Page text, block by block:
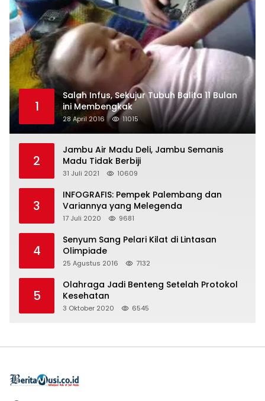
1
Salah Infus, Sekujur Tubuh Balita 11 Bulan
ini Membengkak
28 April 2016 11015
2
Jambu Air Madu Deli, Jambu Semanis
Madu Tidak Berbiji
31 Juli 2021 10609
3
INFOGRAFIS: Pempek Palembang dan
Variannya yang Melegenda
17 Juli 2020 9681
4
Senyum Sang Pelari Kilat di Lintasan
Olimpiade
25 Agustus 2016 7132
5
Olahraga Jadi Benteng Setelah Protokol
Kesehatan
3 Oktober 2020 6545